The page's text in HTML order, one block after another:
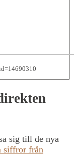
sig till de nya
siffror från